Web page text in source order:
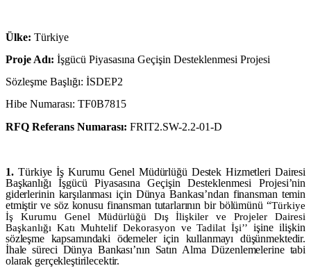
Ülke: Türkiye
Proje Adı: İşgücü Piyasasına Geçişin Desteklenmesi Projesi
Sözleşme Başlığı: İSDEP2
Hibe Numarası: TF0B7815
RFQ Referans Numarası: FRIT2.SW-2.2-01-D
1.Türkiye İş Kurumu Genel Müdürlüğü Destek Hizmetleri Dairesi
Başkanlığı
İşgücü Piyasasına Geçişin Desteklenmesi Projesi’nin
giderlerinin karşılanması için Dünya Bankası’ndan finansman temin
etmiştir ve söz konusu finansman tutarlarının bir bölümünü “Türkiye
İş Kurumu Genel Müdürlüğü Dış İlişkiler ve Projeler Dairesi
Başkanlığı Katı Muhtelif Dekorasyon ve Tadilat İşi’’ işine ilişkin
sözleşme kapsamındaki ödemeler için kullanmayı düşünmektedir.
İhale süreci Dünya Bankası’nın Satın Alma Düzenlemelerine tabi
olarak gerçekleştirilecektir.